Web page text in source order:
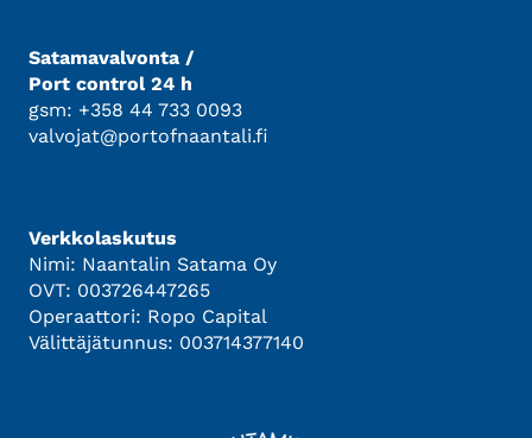
Satamavalvonta /
Port control 24 h
gsm: +358 44 733 0093
valvojat@portofnaantali.fi
Verkkolaskutus
Nimi: Naantalin Satama Oy
OVT: 003726447265
Operaattori: Ropo Capital
Välittäjätunnus: 003714377140